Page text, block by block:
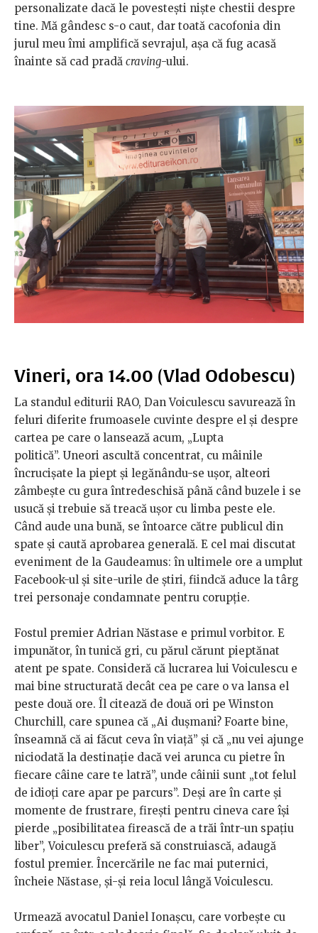
personalizate dacă le povestești niște chestii despre
tine. Mă gândesc s-o caut, dar toată cacofonia din
jurul meu îmi amplifică sevrajul, așa că fug acasă
înainte să cad pradă craving-ului.
Vineri, ora 14.00 (Vlad Odobescu)
La standul editurii RAO, Dan Voiculescu savurează în
feluri diferite frumoasele cuvinte despre el și despre
cartea pe care o lansează acum, „Lupta
politică”. Uneori ascultă concentrat, cu mâinile
încrucișate la piept și legănându-se ușor, alteori
zâmbește cu gura întredeschisă până când buzele i se
usucă și trebuie să treacă ușor cu limba peste ele.
Când aude una bună, se întoarce către publicul din
spate și caută aprobarea generală. E cel mai discutat
eveniment de la Gaudeamus: în ultimele ore a umplut
Facebook-ul și site-urile de știri, fiindcă aduce la târg
trei personaje condamnate pentru corupție.
Fostul premier Adrian Năstase e primul vorbitor. E
impunător, în tunică gri, cu părul cărunt pieptănat
atent pe spate. Consideră că lucrarea lui Voiculescu e
mai bine structurată decât cea pe care o va lansa el
peste două ore. Îl citează de două ori pe Winston
Churchill, care spunea că „Ai dușmani? Foarte bine,
înseamnă că ai făcut ceva în viață” și că „nu vei ajunge
niciodată la destinație dacă vei arunca cu pietre în
fiecare câine care te latră”, unde câinii sunt „tot felul
de idioți care apar pe parcurs”. Deși are în carte și
momente de frustrare, firești pentru cineva care își
pierde „posibilitatea firească de a trăi într-un spațiu
liber”, Voiculescu preferă să construiască, adaugă
fostul premier. Încercările ne fac mai puternici,
încheie Năstase, și-și reia locul lângă Voiculescu.
Urmează avocatul Daniel Ionașcu, care vorbește cu